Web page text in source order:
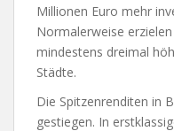
Millionen Euro mehr
Normalerweise
mindestens dreimal
Städte.
Die Spitzenrenditen in
gestiegen. In